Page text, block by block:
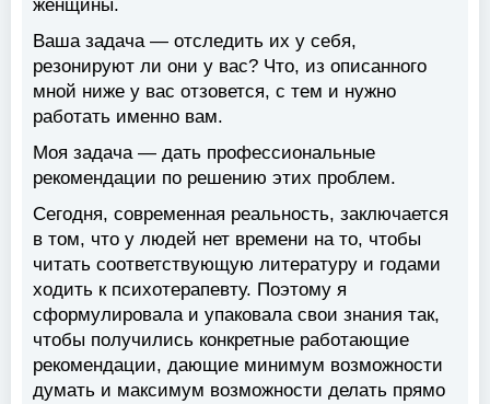
женщины.
Ваша задача — отследить их у себя,
резонируют ли они у вас? Что, из описанного
мной ниже у вас отзовется, с тем и нужно
работать именно вам.
Моя задача— дать профессиональные
рекомендации по решению этих проблем.
Сегодня, современная реальность, заключается
в том, что у людей нет времени на то, чтобы
читать соответствующую литературу и годами
ходить к психотерапевту. Поэтому я
сформулировала и упаковала свои знания так,
чтобы получились конкретные работающие
рекомендации, дающие минимум возможности
думать и максимум возможности делать прямо